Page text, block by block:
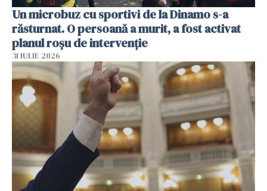
Un microbuz cu sportivi de la Dinamo s-a
răsturnat. O persoană a murit, a fost activat
planul roșu de intervenție
31 IULIE 2026